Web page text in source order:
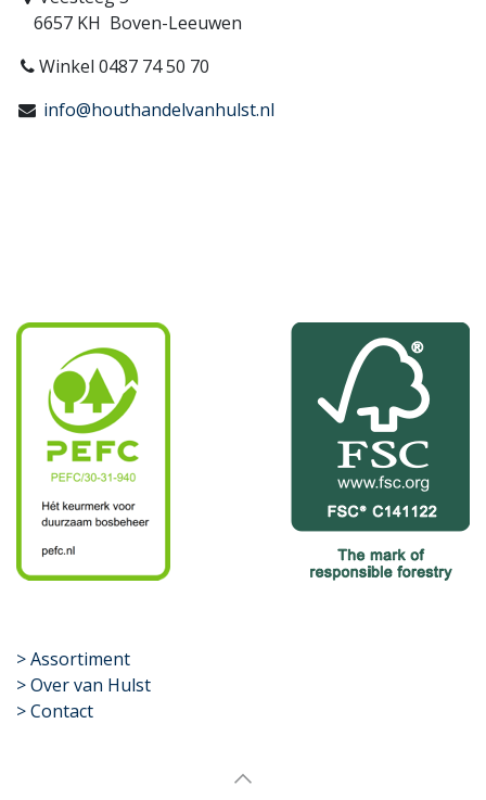
6657 KH Boven-Leeuwen
Winkel 0487 74 50 70
info@houthandelvanhulst.nl
​>Assortiment
> Over van Hulst
> Contact